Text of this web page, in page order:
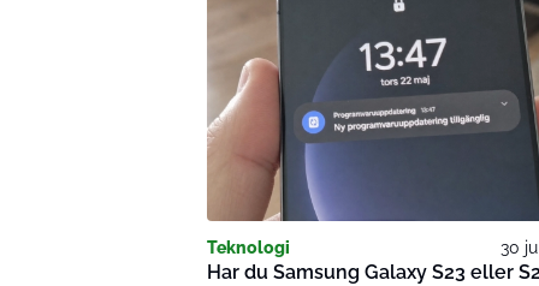
Teknologi 30
Har du Samsung Galaxy S23 eller